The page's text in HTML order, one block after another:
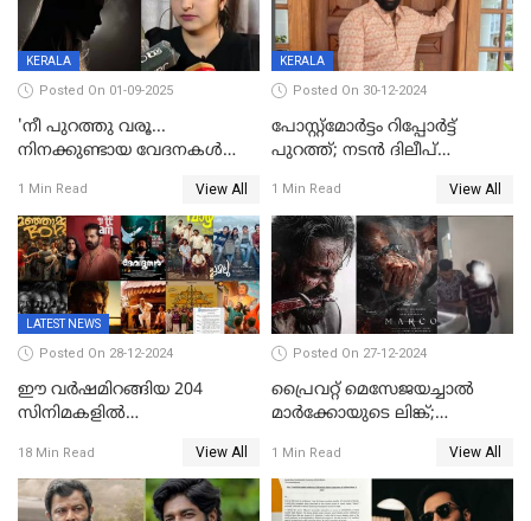
KERALA
Posted On 01-09-2025
'നീ പുറത്തു വരൂ...
നിനക്കുണ്ടായ വേദനകള്‍
'കരയേണ്ടതും ഒറ്റപ്പെടേണ്ടതും
വേട്ടക്കാരനാണ്, വേദനകള്‍
സധൈര്യം പറയു;
പെണ്‍കുട്ടിയോട് റിനി ആര്‍
ജോര്‍ജ്
1 Min Read View All
KERALA
Posted On 30-12-2024
പോസ്റ്റ്‌മോര്‍ട്ടം റിപ്പോര്‍ട്ട്
പുറത്ത്; നടൻ ദിലീപ്
ആന്തരിക രക്തസ്രാവം
1 Min Read View All
LATEST NEWS
Posted On 28-12-2024
ഈ വർഷമിറങ്ങിയ 204
സിനിമകളിൽ
ചിത്രങ്ങൾ; 2024ൽ സിനിമാ
വ്യവസായത്തിന് നഷ്ടം 700
കോടി; അഭിനേതാക്കൾ
18 Min Read View All
Posted On 27-12-2024
പ്രൈവറ്റ് മെസേജയച്ചാല്‍
മാർക്കോയുടെ ലിങ്ക്;
സ്വദേശി അറസ്റ്റില്‍
1 Min Read View All